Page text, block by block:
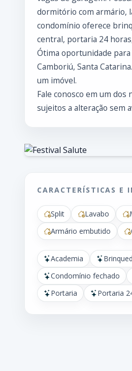
dormitório com armário,
condomínio oferece
central, portaria 24
Ótima oportunidade para
Camboriú, Santa
um imóvel.
Fale conosco em um
sujeitos a alteração sem
CARACTERÍSTICAS E
Split Lavabo
Armário embutido
Academia
Condomínio fechado
Portaria
Portaria